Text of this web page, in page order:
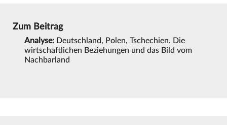
Zum Beitrag
Analyse: Deutschland, Polen, Tschechien. Die
wirtschaftlichen Beziehungen und das Bild vom
Nachbarland